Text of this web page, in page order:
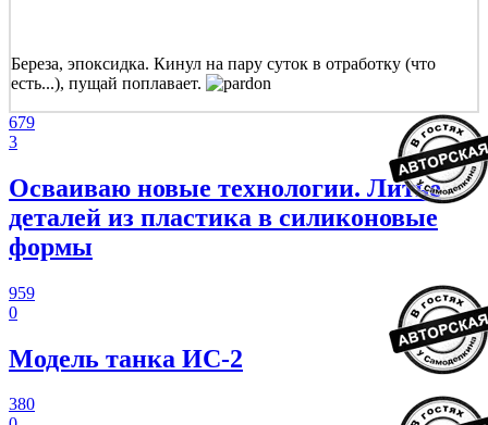
Береза, эпоксидка. Кинул на пару суток в отработку (что
есть...), пущай поплавает.
679
3
Осваиваю новые технологии. Литье
деталей из пластика в силиконовые
формы
959
0
Модель танка ИС-2
380